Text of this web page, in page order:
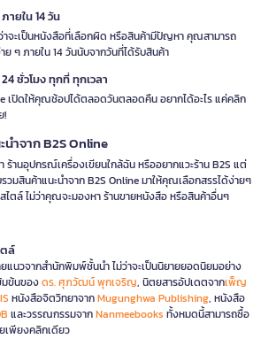
ยใน 14 วัน
าจะเป็นหนังสือที่เลือกผิด หรือสินค้ามีปัญหา คุณสามารถ
ๆ ภายใน 14 วันนับจากวันที่ได้รับสินค้า
ชั่วโมง ทุกที่ ทุกเวลา
เปิดให้คุณช้อปได้ตลอดวันตลอดคืน อยากได้อะไร แค่คลิก
!
ำจาก B2S Online
ร้านอุปกรณ์เครื่องเขียนใกล้ฉัน หรืออยากแวะร้าน B2S แต่
รวมสินค้าแนะนำจาก B2S Online มาให้คุณเลือกสรรได้ง่ายๆ
ตล์ ไม่ว่าคุณจะมองหา ร้านขายหนังสือ หรือสินค้าอื่นๆ
ล์
แนวจากสำนักพิมพ์ชั้นนำ ไม่ว่าจะเป็นนิยายยอดนิยมอย่าง
มข้นของดร. ศุภวัฒน์ พุกเจริญ, นิตยสารอัปเดตจากเพ็ญ
หนังสือจิตวิทยาจากMugunghwa Publishing, หนังสือ
และวรรณกรรมจากNanmeebooks ทั้งหมดนี้สามารถซื้อ
เพียงคลิกเดียว